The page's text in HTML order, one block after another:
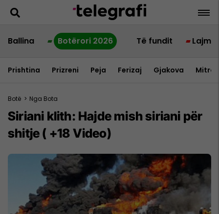
Ballina Botërori 2026 Të fundit Lajme
Prishtina Prizreni Peja Ferizaj Gjakova
Botë > Nga Bota
Siriani klith: Hajde mish siriani për
shitje ( +18 Video)